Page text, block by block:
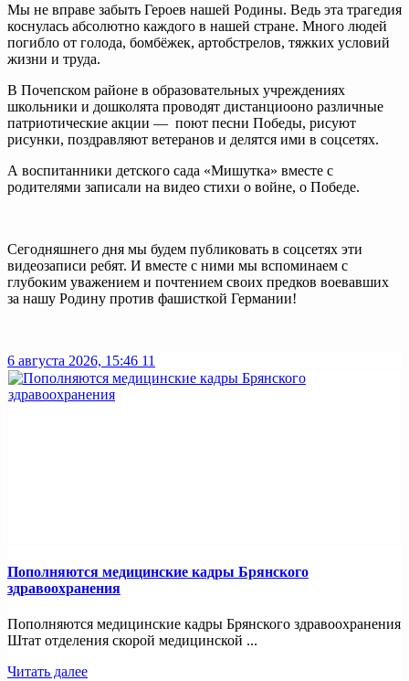
Мы не вправе забыть Героев нашей Родины. Ведь эта трагедия
коснулась абсолютно каждого в нашей стране. Много людей
погибло от голода, бомбёжек, артобстрелов, тяжких условий
жизни и труда.
В Почепском районе в образовательных учреждениях
школьники и дошколята проводят дистанциооно различные
патриотические акции — поют песни Победы, рисуют
рисунки, поздравляют ветеранов и делятся ими в соцсетях.
А воспитанники детского сада «Мишутка» вместе с
родителями записали на видео стихи о войне, о Победе.
Сегодняшнего дня мы будем публиковать в соцсетях эти
видеозаписи ребят. И вместе с ними мы вспоминаем с
глубоким уважением и почтением своих предков воевавших
за нашу Родину против фашисткой Германии!
6 августа 2026, 15:46 11
Пополняются медицинские кадры Брянского
здравоохранения
Пополняются медицинские кадры Брянского здравоохранения
Штат отделения скорой медицинской ...
Читать далее